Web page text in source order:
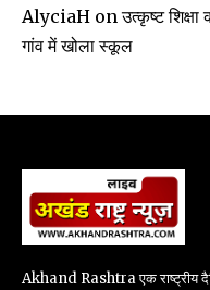
AlyciaH onउत्कृष्ट
गांव में खोला स्कूल
Akhand Rashtra एक राष्ट्रीय